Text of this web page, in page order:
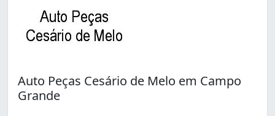
Jardim América (1)
Lagoa (1)
Maracanã (1)
Méier (2)
Auto Peças Cesário de Melo em Campo
Grande